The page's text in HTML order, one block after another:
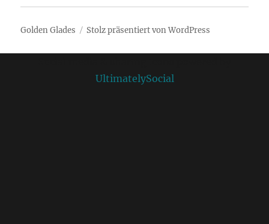
Golden Glades Stolz präsentiert von WordPress
UltimatelySocial